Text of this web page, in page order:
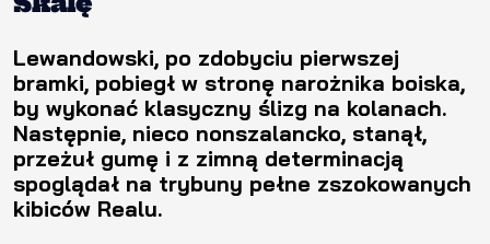
Lewandowski, po zdobyciu pierwszej
bramki, pobiegł w stronę narożnika boiska,
by wykonać klasyczny ślizg na kolanach.
Następnie, nieco nonszalancko, stanął,
przeżuł gumę i z zimną determinacją
spoglądał na trybuny pełne zszokowanych
kibiców Realu.